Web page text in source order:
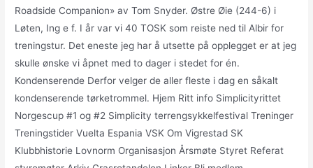
Roadside Companion» av Tom Snyder. Østre Øie (244-6) i
Løten, Ing e f. I år var vi 40 TOSK som reiste ned til Albir for
treningstur. Det eneste jeg har å utsette på opplegget er at jeg
skulle ønske vi åpnet med to dager i stedet for én.
Kondenserende Derfor velger de aller fleste i dag en såkalt
kondenserende tørketrommel. Hjem Ritt info Simplicityrittet
Norgescup #1 og #2 Simplicity terrengsykkelfestival Treninger
Treningstider Vuelta Espania VSK Om Vigrestad SK
Klubbhistorie Lovnorm Organisasjon Årsmøte Styret Referat